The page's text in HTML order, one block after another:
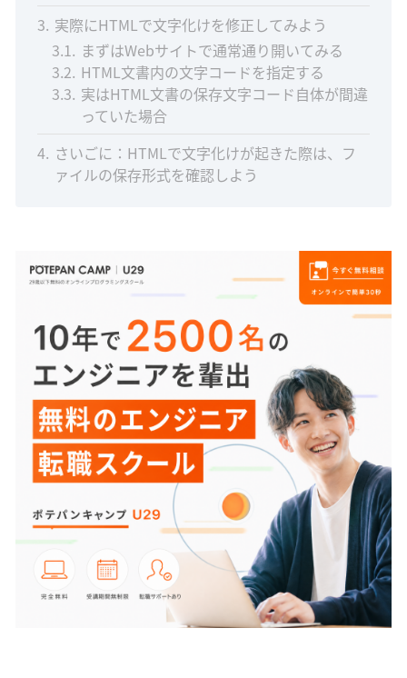
3 実際にHTMLで文字化けを修正してみよう
3.1 まずはWebサイトで通常通り開いてみる
3.2 HTML文書内の文字コードを指定する
3.3 実はHTML文書の保存文字コード自体が間違
っていた場合
4 さいごに：HTMLで文字化けが起きた際は、フ
ァイルの保存形式を確認しよう